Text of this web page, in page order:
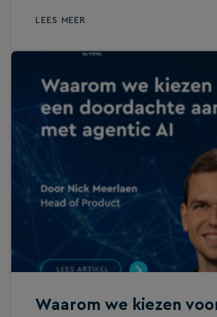
beschikbaarheid van financiële
data toegankelijk wordt
helder wordt gepresenteerd.
goede inzichten is het lastig om
risico’s tijdig te signaleren en
proactief te adviseren. Bij de
kantoren vormen langdurige
klantenrelaties een logisch
adviesgesprekken. Toch zijn
de klanten die de grootste
hebben aan ondersteuning of
bestaat het risico […]
LEES MEER
Waarom we kiezen